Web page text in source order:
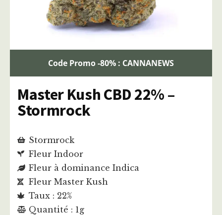
Code Promo -80% : CANNANEWS
Master Kush CBD 22% –
Stormrock
Stormrock
Fleur Indoor
Fleur à dominance Indica
Fleur Master Kush
Taux : 22%
Quantité : 1g